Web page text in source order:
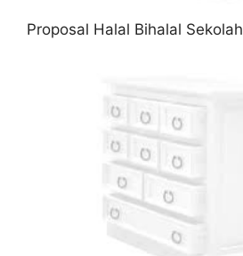
Proposal Halal Bihalal Sekolah